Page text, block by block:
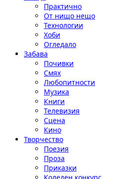
Практично
От нищо нещо
Технологии
Хоби
Огледало
Забава
Почивки
Смях
Любопитности
Музика
Книги
Телевизия
Сцена
Кино
Творчество
Поезия
Проза
Приказки